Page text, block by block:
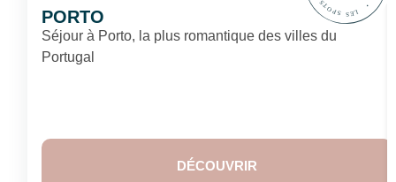
PORTO
Séjour à Porto, la plus romantique des villes du
Portugal
DÉCOUVRIR